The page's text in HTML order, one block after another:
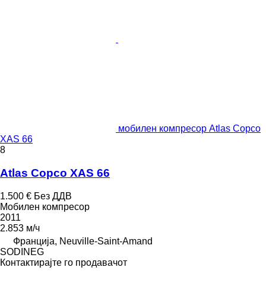
мобилен компресор Atlas Copco
XAS 66
8
Atlas Copco XAS 66
1.500 € Без ДДВ
Мобилен компресор
2011
2.853 м/ч
Франција, Neuville-Saint-Amand
SODINEG
Контактирајте го продавачот